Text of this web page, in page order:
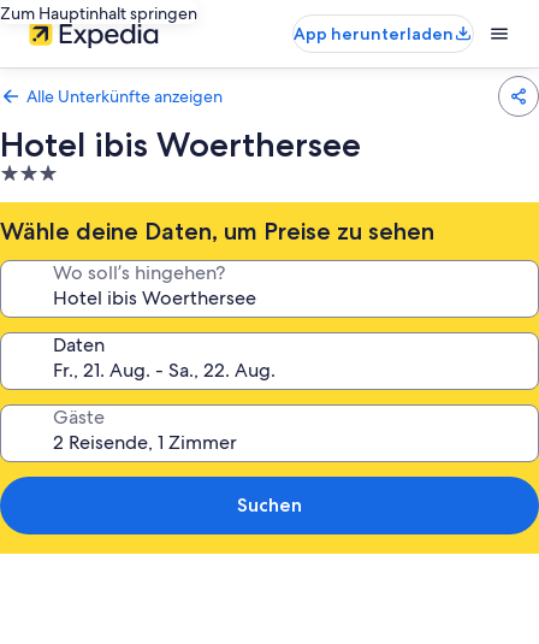
Zum Hauptinhalt springen
App herunterladen
Alle Unterkünfte anzeigen
Hotel ibis Woerthersee
3.0-
Sterne-
Unterkunft
Wähle deine Daten, um Preise zu sehen
Wo soll’s hingehen?
Daten
Gäste
Suchen